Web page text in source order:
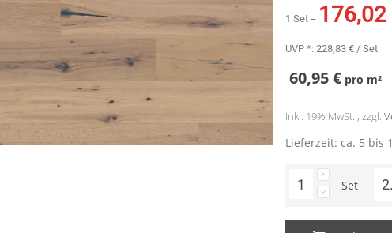
1 Set = 176,02
UVP *: 228,83 €/ Set
60,95 €pro m²
Inkl. 19% MwSt. , zzgl.
Lieferzeit: ca. 5 bis
Set